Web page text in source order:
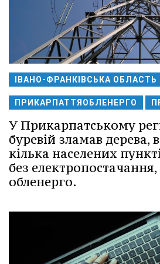
ІВАНО-ФРАНКІВСЬКА ОБЛАСТЬ
ПРИКАРПАТТЯОБЛЕНЕРГО
У Прикарпатському
буревій зламав дерева,
кілька населених
без
обленерго.